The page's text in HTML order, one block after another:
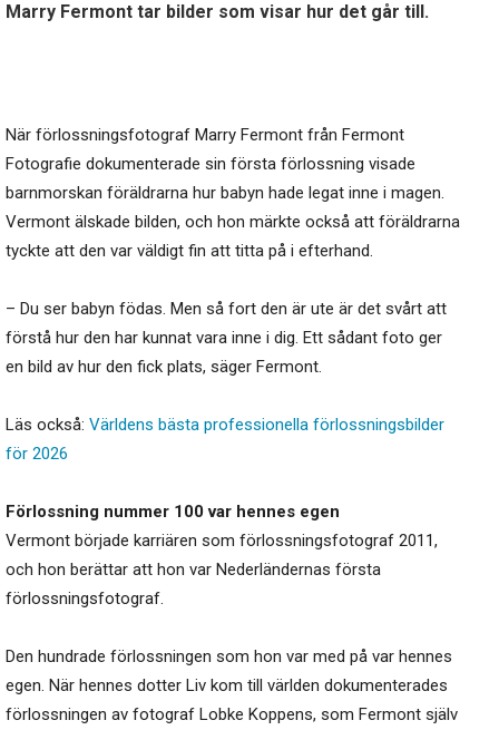
Marry Fermont tar bilder som visar hur det går till.
När förlossningsfotograf Marry Fermont från Fermont
Fotografie dokumenterade sin första förlossning visade
barnmorskan föräldrarna hur babyn hade legat inne i magen.
Vermont älskade bilden, och hon märkte också att föräldrarna
tyckte att den var väldigt fin att titta på i efterhand.
– Du ser babyn födas. Men så fort den är ute är det svårt att
förstå hur den har kunnat vara inne i dig. Ett sådant foto ger
en bild av hur den fick plats, säger Fermont.
Läs också: Världens bästa professionella förlossningsbilder
för 2026
Förlossning nummer 100 var hennes egen
Vermont började karriären som förlossningsfotograf 2011,
och hon berättar att hon var Nederländernas första
förlossningsfotograf.
Den hundrade förlossningen som hon var med på var hennes
egen. När hennes dotter Liv kom till världen dokumenterades
förlossningen av fotograf Lobke Koppens, som Fermont själv